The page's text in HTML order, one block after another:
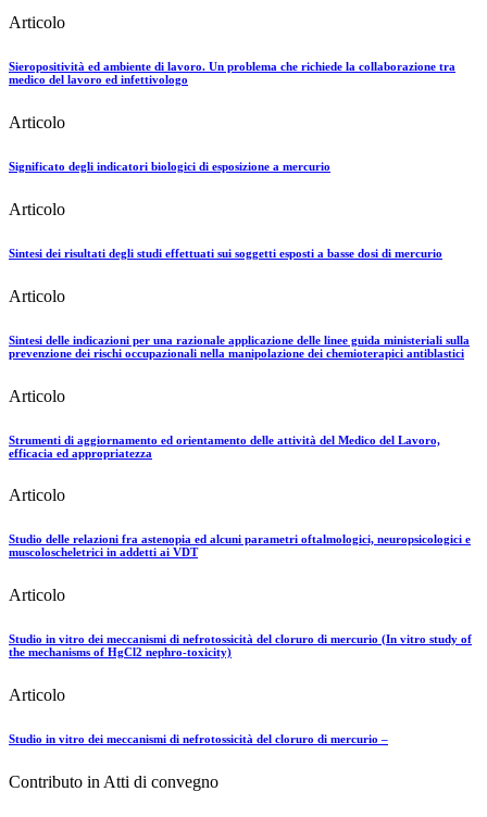
Articolo
Sieropositività ed ambiente di lavoro. Un problema che richiede la collaborazione tra
medico del lavoro ed infettivologo
Articolo
Significato degli indicatori biologici di esposizione a mercurio
Articolo
Sintesi dei risultati degli studi effettuati sui soggetti esposti a basse dosi di mercurio
Articolo
Sintesi delle indicazioni per una razionale applicazione delle linee guida ministeriali sulla
prevenzione dei rischi occupazionali nella manipolazione dei chemioterapici antiblastici
Articolo
Strumenti di aggiornamento ed orientamento delle attività del Medico del Lavoro,
efficacia ed appropriatezza
Articolo
Studio delle relazioni fra astenopia ed alcuni parametri oftalmologici, neuropsicologici e
muscoloscheletrici in addetti ai VDT
Articolo
Studio in vitro dei meccanismi di nefrotossicità del cloruro di mercurio (In vitro study of
the mechanisms of HgCl2 nephro-toxicity)
Articolo
Studio in vitro dei meccanismi di nefrotossicità del cloruro di mercurio –
Contributo in Atti di convegno